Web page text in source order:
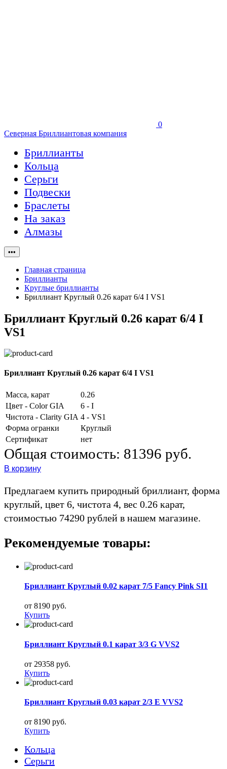
0
Северная Бриллиантовая компания
Бриллианты
Кольца
Серьги
Подвески
Браслеты
На заказ
Алмазы
•••
Главная страница
Бриллианты
Круглые бриллианты
Бриллиант Круглый 0.26 карат 6/4 I VS1
Бриллиант Круглый 0.26 карат 6/4 I
VS1
Бриллиант Круглый 0.26 карат 6/4 I VS1
Масса, карат
0.26
Цвет - Color GIA
6 - I
Чистота - Clarity GIA 4 - VS1
Форма огранки
Круглый
Сертификат
нет
Общая стоимость: 81396 руб.
В корзину
Предлагаем купить природный бриллиант, форма
круглый, цвет 6, чистота 4, вес 0.26 карат,
стоимостью 74290 рублей в нашем магазине.
Рекомендуемые товары:
Бриллиант Круглый 0.02 карат 7/5 Fancy Pink SI1
от 8190 руб.
Купить
Бриллиант Круглый 0.1 карат 3/3 G VVS2
от 29358 руб.
Купить
Бриллиант Круглый 0.03 карат 2/3 E VVS2
от 8190 руб.
Купить
Кольца
Серьги